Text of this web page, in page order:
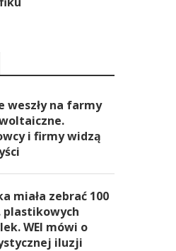
weszły na farmy
i firmy widzą
miała zebrać 100
plastikowych
WEI mówi o
iluzji